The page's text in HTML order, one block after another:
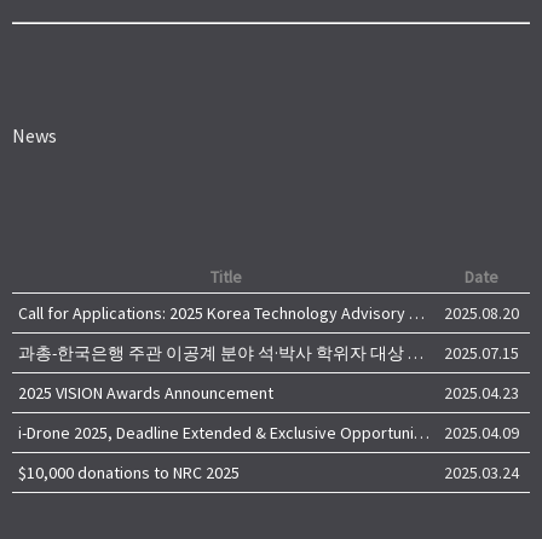
News
Title
Date
Call for Applications: 2025 Korea Technology Advisory Group (K-TAG)
2025.08.20
과총-한국은행 주관 이공계 분야 석·박사 학위자 대상 서베이
2025.07.15
2025 VISION Awards Announcement
2025.04.23
i-Drone 2025, Deadline Extended & Exclusive Opportunity to Travel to Korea!
2025.04.09
$10,000 donations to NRC 2025
2025.03.24